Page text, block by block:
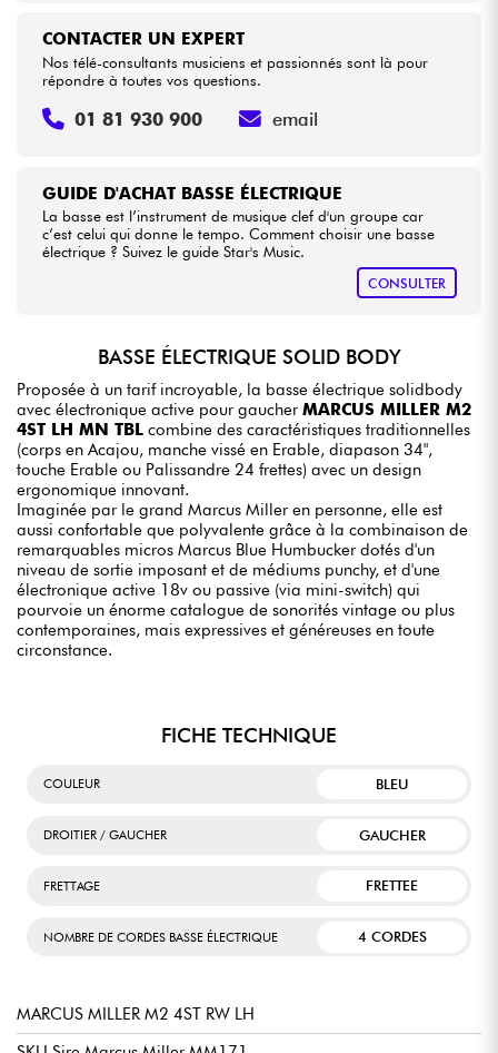
GUIDE D'ACHAT BASSE ÉLECTRIQUE
La basse est l’instrument de musique clef d'un groupe car
c’est celui qui donne le tempo. Comment choisir une basse
électrique ? Suivez le guide Star's Music.
CONSULTER
CONTACTER UN EXPERT
Nos télé-consultants musiciens et passionnés sont là pour
répondre à toutes vos questions.
01 81 930 900 email
BASSE ÉLECTRIQUE SOLID BODY
Proposée à un tarif incroyable, la basse électrique solidbody
avec électronique active pour gaucher MARCUS MILLER M2
4ST LH MN TBL combine des caractéristiques traditionnelles
(corps en Acajou, manche vissé en Erable, diapason 34",
touche Erable ou Palissandre 24 frettes) avec un design
ergonomique innovant.
Imaginée par le grand Marcus Miller en personne, elle est
aussi confortable que polyvalente grâce à la combinaison de
remarquables micros Marcus Blue Humbucker dotés d'un
niveau de sortie imposant et de médiums punchy, et d'une
électronique active 18v ou passive (via mini-switch) qui
pourvoie un énorme catalogue de sonorités vintage ou plus
contemporaines, mais expressives et généreuses en toute
circonstance.
FICHE TECHNIQUE
COULEUR BLEU
DROITIER / GAUCHER GAUCHER
FRETTAGE FRETTEE
NOMBRE DE CORDES BASSE ÉLECTRIQUE 4 CORDES
MARCUS MILLER M2 4ST RW LH